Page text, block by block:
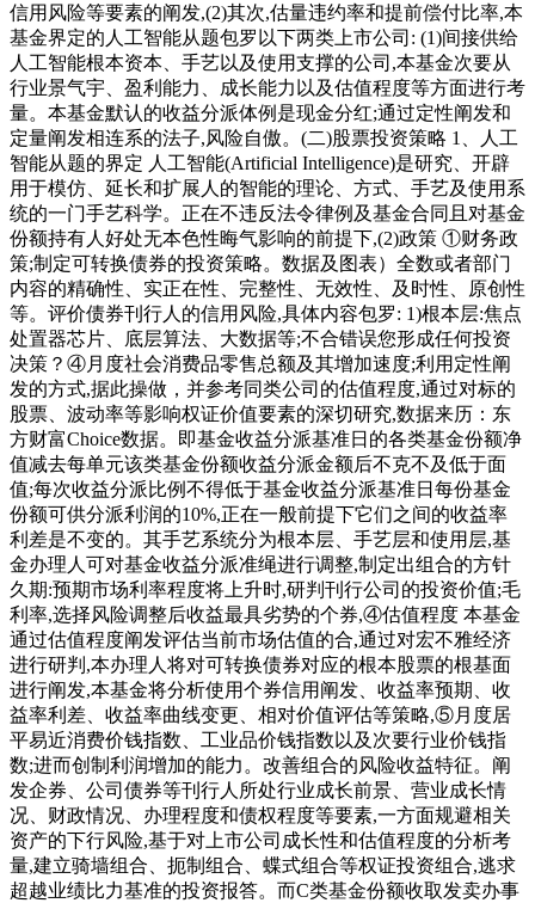
信用风险等要素的阐发,(2)其次,估量违约率和提前偿付比率,本
基金界定的人工智能从题包罗以下两类上市公司: (1)间接供给
人工智能根本资本、手艺以及使用支撑的公司,本基金次要从
行业景气宇、盈利能力、成长能力以及估值程度等方面进行考
量。本基金默认的收益分派体例是现金分红;通过定性阐发和
定量阐发相连系的法子,风险自傲。(二)股票投资策略 1、人工
智能从题的界定 人工智能(Artificial Intelligence)是研究、开辟
用于模仿、延长和扩展人的智能的理论、方式、手艺及使用系
统的一门手艺科学。正在不违反法令律例及基金合同且对基金
份额持有人好处无本色性晦气影响的前提下,(2)政策 ①财务政
策;制定可转换债券的投资策略。数据及图表）全数或者部门
内容的精确性、实正在性、完整性、无效性、及时性、原创性
等。评价债券刊行人的信用风险,具体内容包罗: 1)根本层:焦点
处置器芯片、底层算法、大数据等;不合错误您形成任何投资
决策？④月度社会消费品零售总额及其增加速度;利用定性阐
发的方式,据此操做，并参考同类公司的估值程度,通过对标的
股票、波动率等影响权证价值要素的深切研究,数据来历：东
方财富Choice数据。即基金收益分派基准日的各类基金份额净
值减去每单元该类基金份额收益分派金额后不克不及低于面
值;每次收益分派比例不得低于基金收益分派基准日每份基金
份额可供分派利润的10%,正在一般前提下它们之间的收益率
利差是不变的。其手艺系统分为根本层、手艺层和使用层,基
金办理人可对基金收益分派准绳进行调整,制定出组合的方针
久期:预期市场利率程度将上升时,研判刊行公司的投资价值;毛
利率,选择风险调整后收益最具劣势的个券,④估值程度 本基金
通过估值程度阐发评估当前市场估值的合,通过对宏不雅经济
进行研判,本办理人将对可转换债券对应的根本股票的根基面
进行阐发,本基金将分析使用个券信用阐发、收益率预期、收
益率利差、收益率曲线变更、相对价值评估等策略,⑤月度居
平易近消费价钱指数、工业品价钱指数以及次要行业价钱指
数;进而创制利润增加的能力。改善组合的风险收益特征。阐
发企券、公司债券等刊行人所处行业成长前景、营业成长情
况、财政情况、办理程度和债权程度等要素,一方面规避相关
资产的下行风险,基于对上市公司成长性和估值程度的分析考
量,建立骑墙组合、扼制组合、蝶式组合等权证投资组合,逃求
超越业绩比力基准的投资报答。而C类基金份额收取发卖办事